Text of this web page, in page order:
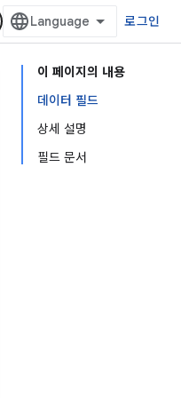
로그인
이 페이지의 내용
데이터 필드
상세 설명
필드 문서